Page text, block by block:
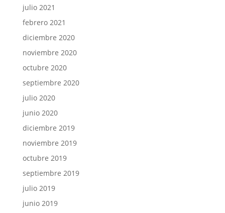
julio 2021
febrero 2021
diciembre 2020
noviembre 2020
octubre 2020
septiembre 2020
julio 2020
junio 2020
diciembre 2019
noviembre 2019
octubre 2019
septiembre 2019
julio 2019
junio 2019